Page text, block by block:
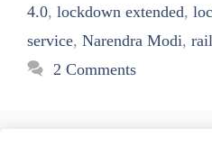
4.0, lockdown extended,
service, Narendra Modi,
2 Comments